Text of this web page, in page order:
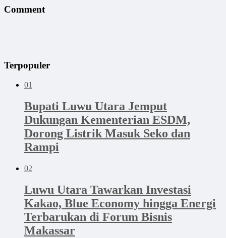
Comment
Terpopuler
01
Bupati Luwu Utara Jemput
Dukungan Kementerian ESDM,
Dorong Listrik Masuk Seko dan
Rampi
02
Luwu Utara Tawarkan Investasi
Kakao, Blue Economy hingga Energi
Terbarukan di Forum Bisnis
Makassar